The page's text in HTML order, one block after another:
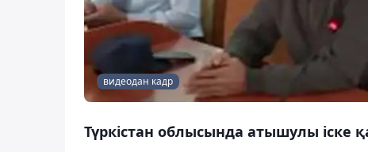
видеодан кадр
Түркістан облысында атышулы іске